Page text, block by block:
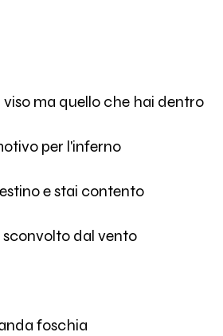
viso ma quello che hai dentro
per l'inferno
e stai contento
dal vento
foschia